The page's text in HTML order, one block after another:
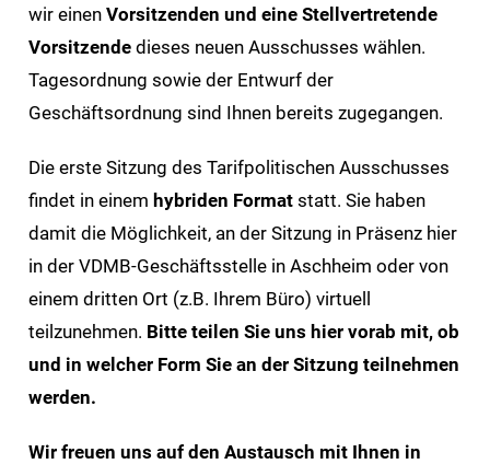
wir einen Vorsitzenden und eine Stellvertretende
Vorsitzende dieses neuen Ausschusses wählen.
Tagesordnung sowie der Entwurf der
Geschäftsordnung sind Ihnen bereits zugegangen.
Die erste Sitzung des Tarifpolitischen Ausschusses
findet in einem hybriden Formatstatt. Sie haben
damit die Möglichkeit, an der Sitzung in Präsenz hier
in der VDMB-Geschäftsstelle in Aschheim oder von
einem dritten Ort (z.B. Ihrem Büro) virtuell
teilzunehmen. Bitte teilen Sie uns hier vorab mit, ob
und in welcher Form Sie an der Sitzung teilnehmen
werden.
Wir freuen uns auf den Austausch mit Ihnen in